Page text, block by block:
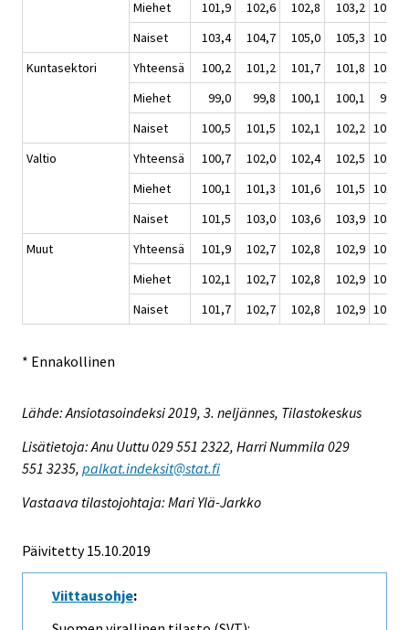
Miehet
101,9 102,6 102,8 103,2 102,6
Naiset
103,4 104,7 105,0 105,3 104,6
Kuntasektori
Yhteensä 100,2 101,2 101,7 101,8 101,2
Miehet
99,0 99,8 100,1 100,1
99,8
Naiset
100,5 101,5 102,1 102,2 101,6
Valtio
Yhteensä 100,7 102,0 102,4 102,5 101,9
Miehet
100,1 101,3 101,6 101,5 101,1
Naiset
101,5 103,0 103,6 103,9 103,0
Muut
Yhteensä 101,9 102,7 102,8 102,9 102,6
Miehet
102,1 102,7 102,8 102,9 102,6
Naiset
101,7 102,7 102,8 102,9 102,5
* Ennakollinen
Lähde: Ansiotasoindeksi 2019, 3. neljännes, Tilastokeskus
Lisätietoja: Anu Uuttu 029 551 2322, Harri Nummila 029
551 3235, palkat.indeksit@stat.fi
Vastaava tilastojohtaja: Mari Ylä-Jarkko
Päivitetty 15.10.2019
Viittausohje: